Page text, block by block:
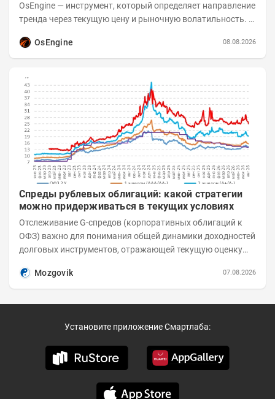
OsEngine — инструмент, который определяет направление
тренда через текущую цену и рыночную волатильность. В
OsEngine
08.08.2026
Спреды рублевых облигаций: какой стратегии
можно придерживаться в текущих условиях
Отслеживание G-спредов (корпоративных облигаций к
ОФЗ) важно для понимания общей динамики доходностей
долговых инструментов, отражающей текущую оценку
Mozgovik
07.08.2026
Установите приложение Смартлаба: